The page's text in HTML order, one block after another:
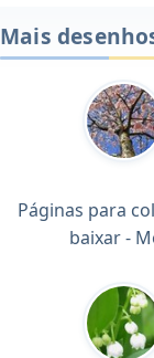
Mais
Páginas para
baixar -